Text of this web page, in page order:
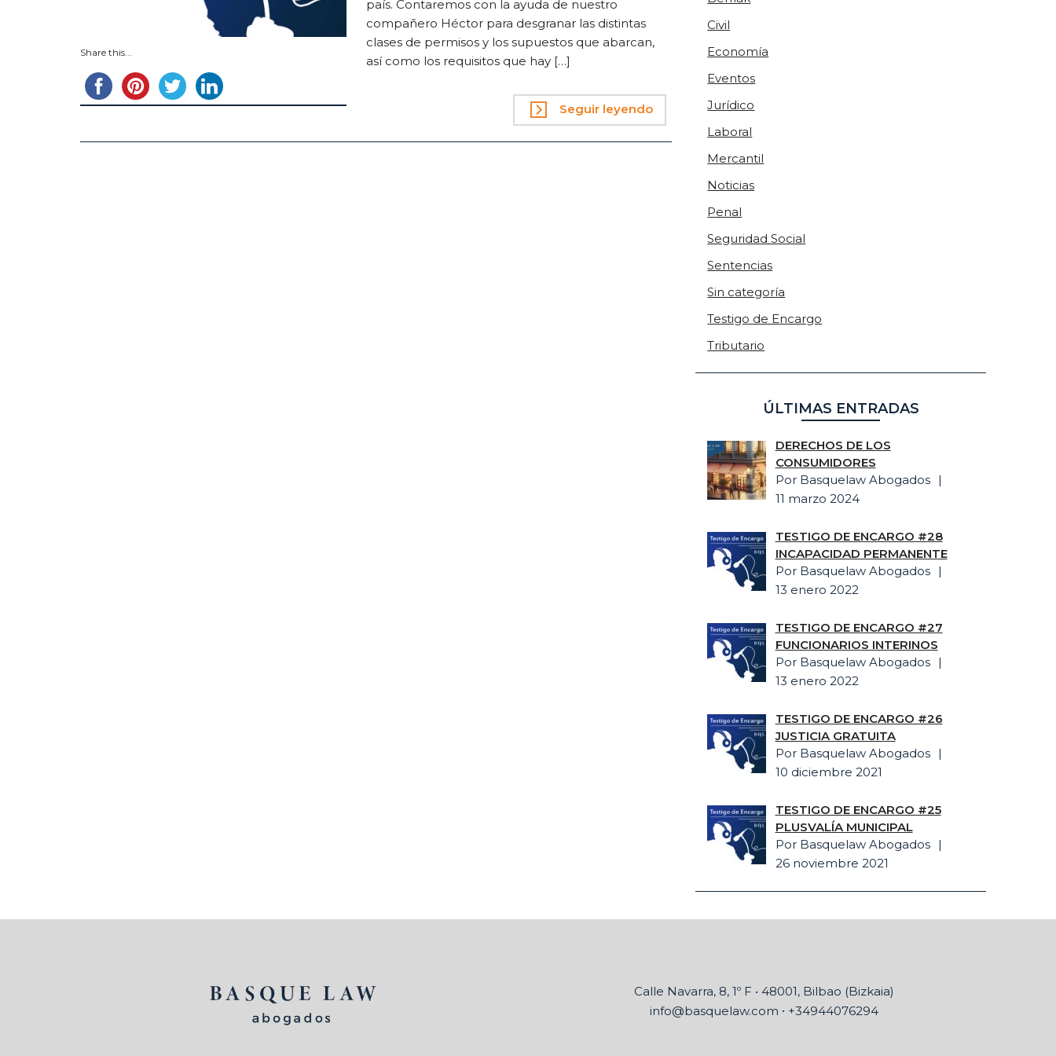
Share this...
país. Contaremos con la ayuda de nuestro
compañero Héctor para desgranar las distintas
clases de permisos y los supuestos que abarcan,
así como los requisitos que hay […]
Seguir leyendo
Civil
Economía
Eventos
Jurídico
Laboral
Mercantil
Noticias
Penal
Seguridad Social
Sentencias
Sin categoría
Testigo de Encargo
Tributario
ÚLTIMAS ENTRADAS
DERECHOS DE LOS
CONSUMIDORES
Por Basquelaw Abogados
11 marzo 2024
TESTIGO DE ENCARGO #28
INCAPACIDAD PERMANENTE
Por Basquelaw Abogados
13 enero 2022
TESTIGO DE ENCARGO #27
FUNCIONARIOS INTERINOS
Por Basquelaw Abogados
13 enero 2022
TESTIGO DE ENCARGO #26
JUSTICIA GRATUITA
Por Basquelaw Abogados
10 diciembre 2021
TESTIGO DE ENCARGO #25
PLUSVALÍA MUNICIPAL
Por Basquelaw Abogados
26 noviembre 2021
Calle Navarra, 8, 1º F • 48001, Bilbao (Bizkaia)
info@basquelaw.com • +34944076294